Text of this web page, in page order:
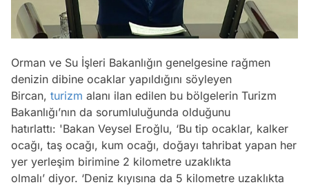
Orman ve Su İşleri Bakanlığın genelgesine rağmen
denizin dibine ocaklar yapıldığını söyleyen
Bircan, turizm alanı ilan edilen bu bölgelerin Turizm
Bakanlığı’nın da sorumluluğunda olduğunu
hatırlattı: 'Bakan Veysel Eroğlu, ‘Bu tip ocaklar, kalker
ocağı, taş ocağı, kum ocağı, doğayı tahribat yapan her
yer yerleşim birimine 2 kilometre uzaklıkta
olmalı’ diyor. ‘Deniz kıyısına da 5 kilometre uzaklıkta